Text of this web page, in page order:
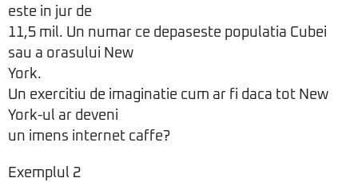
este in jur de
11,5 mil. Un numar ce depaseste populatia Cubei
sau a orasului New
York.
Un exercitiu de imaginatie cum ar fi daca tot New
York-ul ar deveni
un imens internet caffe?
Exemplul 2